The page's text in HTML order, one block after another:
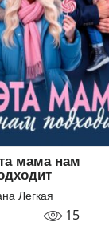
мама нам
Легкая
15